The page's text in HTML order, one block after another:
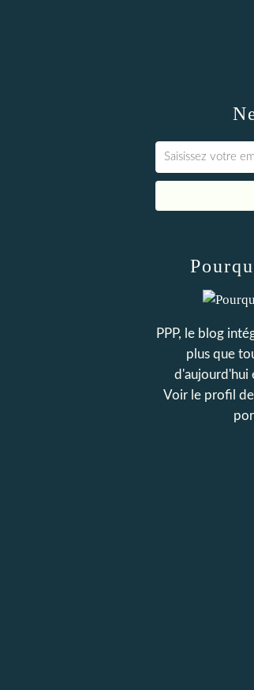
PPP, le blog
plus que
d'aujourd'hui
Voir le profil de